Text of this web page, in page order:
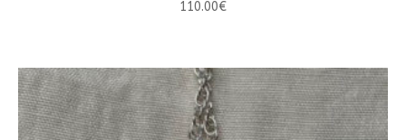
110.00€